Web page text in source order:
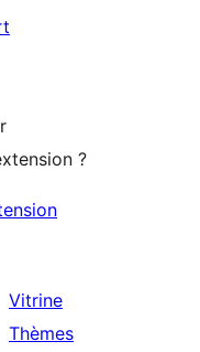
?
Vitrine
Thèmes